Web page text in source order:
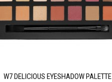
W7 DELICIOUS EYESHADOW PALETTE